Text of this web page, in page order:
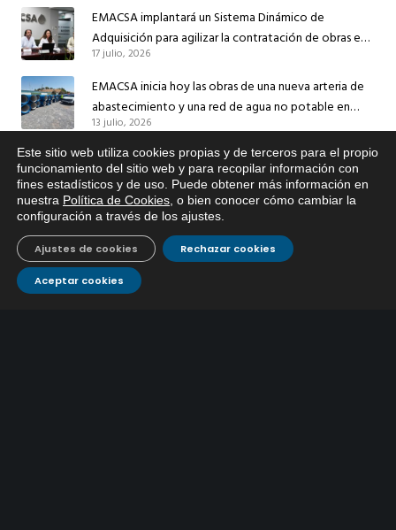
EMACSA implantará un Sistema Dinámico de
Adquisición para agilizar la contratación de obras en
sus redes e instalaciones
17 julio, 2026
EMACSA inicia hoy las obras de una nueva arteria de
abastecimiento y una red de agua no potable en
Ingeniero Ruiz de Azúa
13 julio, 2026
Caracterización ZA Córdoba Red Quemadas- 1ª Sem
2026
9 julio, 2026
Caracterización ZA Córdoba Red Carrera Caballo-1º
Sem 2026
9 julio, 2026
Este sitio web utiliza cookies propias y de terceros para el propio
funcionamiento del sitio web y para recopilar información con
fines estadísticos y de uso. Puede obtener más información en
nuestra Política de Cookies , o bien conocer cómo cambiar la
configuración a través de los ajustes
Aceptar cookies
Rechazar cookies
Ajustes de cookies
Si tiene cualquier duda sobre
EMACSA, haga click abajo.